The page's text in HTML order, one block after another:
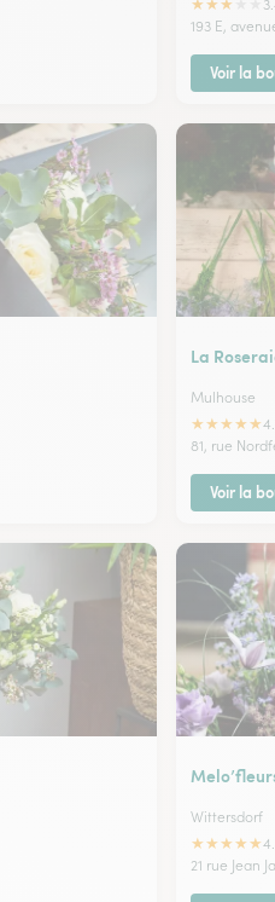
★★★
193 E,
Voir la
La
Mulhouse
★★★★★
81, rue
Voir la
Wittersdorf
★★★★★
21 rue Jean